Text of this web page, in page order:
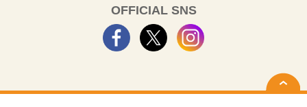
OFFICIAL SNS